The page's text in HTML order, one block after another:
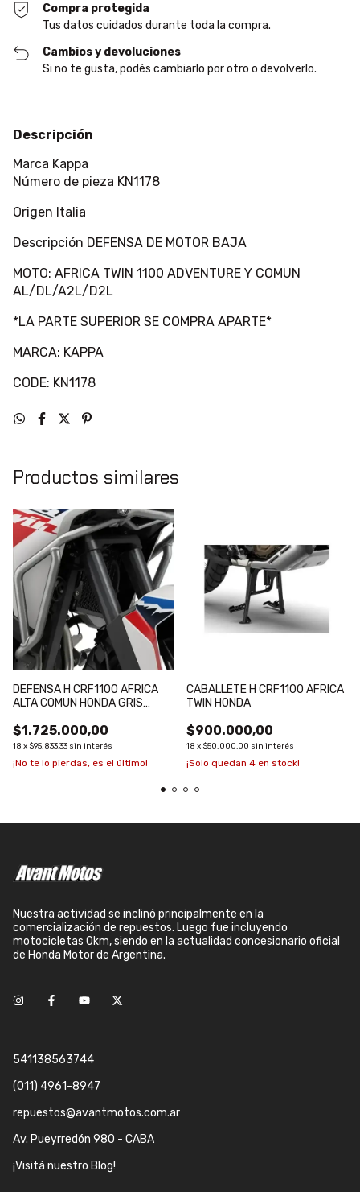
Compra protegida
Tus datos cuidados durante toda la compra.
Cambios y devoluciones
Si no te gusta, podés cambiarlo por otro o devolverlo.
Descripción
Marca Kappa
Número de pieza KN1178
Origen Italia
Descripción DEFENSA DE MOTOR BAJA
MOTO: AFRICA TWIN 1100 ADVENTURE Y COMUN
AL/DL/A2L/D2L
*LA PARTE SUPERIOR SE COMPRA APARTE*
MARCA: KAPPA
CODE: KN1178
Productos similares
DEFENSA H CRF1100 AFRICA
ALTA COMUN HONDA GRIS
$1.725.000,00
18 x $95.833,33 sin interés
¡No te lo pierdas, es el último!
CABALLETE H CRF1100 AFRICA
TWIN HONDA
$900.000,00
18 x $50.000,00 sin interés
¡Solo quedan 4 en stock!
Nuestra actividad se inclinó principalmente en la
comercialización de repuestos. Luego fue incluyendo
motocicletas 0km, siendo en la actualidad concesionario oficial
de Honda Motor de Argentina.
541138563744
(011) 4961-8947
repuestos@avantmotos.com.ar
Av. Pueyrredón 980 - CABA
¡Visitá nuestro Blog!